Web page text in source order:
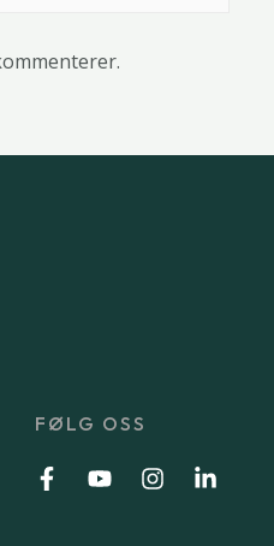
FØLG OSS